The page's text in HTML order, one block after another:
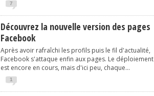
7
Découvrez la nouvelle version des pages
Facebook
Après avoir rafraîchi les profils puis le fil d'actualité,
Facebook s'attaque enfin aux pages. Le déploiement
est encore en cours, mais d'ici peu, chaque...
1